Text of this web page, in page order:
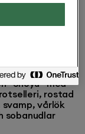
Gourmetservice
”Shoyu” med
rostad
svamp, vårlök
sobanudlar